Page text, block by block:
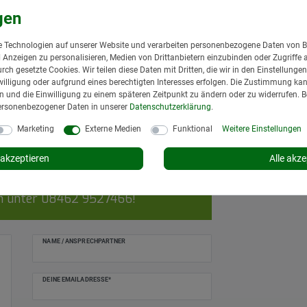
8 bis 12 und 13 bis 17 Uhr,
unter08462 9527466!
NAME / ANSPRECHPARTNER
DEINE EMAILADRESSE*
08/10
Dichtung
3,95 € *
In den
* inkl. MwSt.zzgl.
auf unserer Website und verarbeiten personenbezogene Daten von
Anzeigen zu personalisieren, Medien von Drittanbietern einzubinden oder Zugriffe
gesetzte Cookies. Wir teilen diese Daten mit Dritten, die wir in den
oder aufgrund eines berechtigten Interesses erfolgen. Die Zustimmung
und die Einwilligung zu einem späteren Zeitpunkt zu ändern oder zu widerrufen.
Daten in unserer Daten­schutz­erklärung.
Marketing Externe Medien Funktional Weitere Einstellungen
Alle